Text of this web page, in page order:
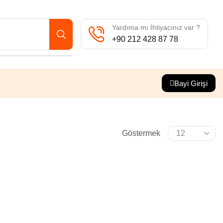
Yardıma mı İhtiyacınız var ?
+90 212 428 87 78
Bayi Girişi
Göstermek